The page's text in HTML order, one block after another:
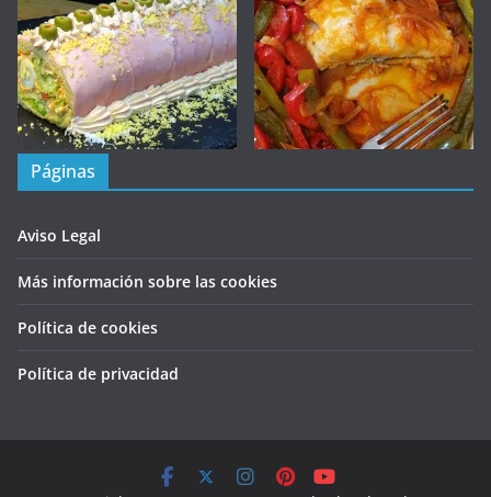
Páginas
Aviso Legal
Más información sobre las cookies
Política de cookies
Política de privacidad